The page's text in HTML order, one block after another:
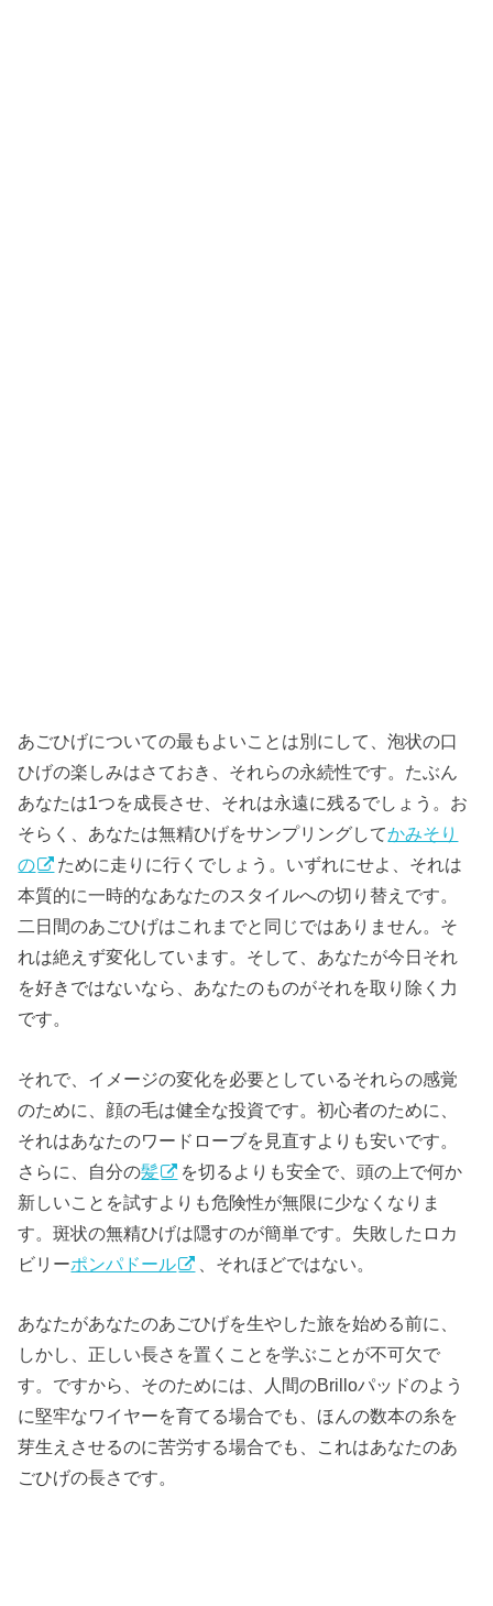
あごひげについての最もよいことは別にして、泡状の口
ひげの楽しみはさておき、それらの永続性です。たぶん
あなたは1つを成長させ、それは永遠に残るでしょう。お
そらく、あなたは無精ひげをサンプリングしてかみそり
の
ために走りに行くでしょう。いずれにせよ、それは
本質的に一時的なあなたのスタイルへの切り替えです。
二日間のあごひげはこれまでと同じではありません。そ
れは絶えず変化しています。そして、あなたが今日それ
を好きではないなら、あなたのものがそれを取り除く力
です。
それで、イメージの変化を必要としているそれらの感覚
のために、顔の毛は健全な投資です。初心者のために、
それはあなたのワードローブを見直すよりも安いです。
さらに、自分の髪
を切るよりも安全で、頭の上で何か
新しいことを試すよりも危険性が無限に少なくなりま
す。斑状の無精ひげは隠すのが簡単です。失敗したロカ
ビリーポンパドール 、それほどではない。
あなたがあなたのあごひげを生やした旅を始める前に、
しかし、正しい長さを置くことを学ぶことが不可欠で
す。ですから、そのためには、人間のBrilloパッドのよう
に堅牢なワイヤーを育てる場合でも、ほんの数本の糸を
芽生えさせるのに苦労する場合でも、これはあなたのあ
ごひげの長さです。